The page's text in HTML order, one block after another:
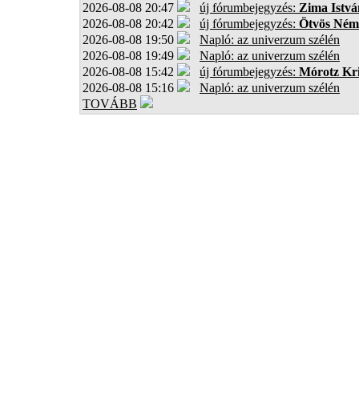
2026-08-08 20:47 új fórumbejegyzés: Zima
2026-08-08 20:42
új fórumbejegyzés: Ötvös
2026-08-08 19:50
Napló: az univerzum szélén
2026-08-08 19:49
Napló: az univerzum szélén
2026-08-08 15:42
új fórumbejegyzés: Mórotz
2026-08-08 15:16
Napló: az univerzum szélén
TOVÁBB